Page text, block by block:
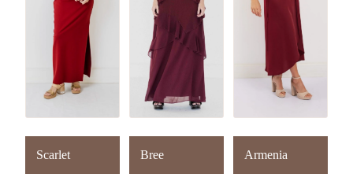
Scarlet Bree Armenia